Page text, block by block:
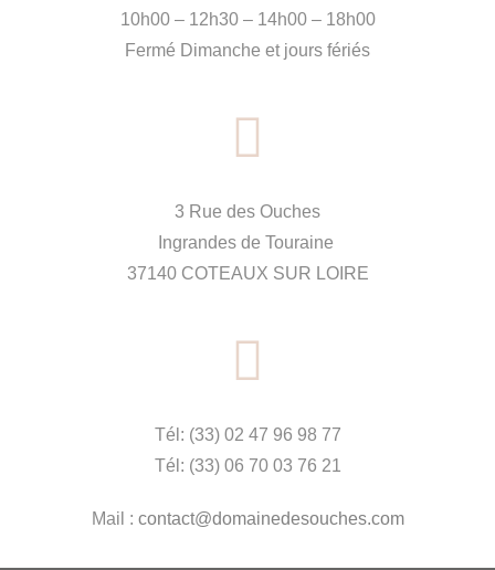
10h00 – 12h30 – 14h00 – 18h00
Fermé Dimanche et jours fériés
3 Rue des Ouches
Ingrandes de Touraine
37140 COTEAUX SUR LOIRE
Tél: (33) 02 47 96 98 77
Tél: (33) 06 70 03 76 21
Mail : contact@domainedesouches.com